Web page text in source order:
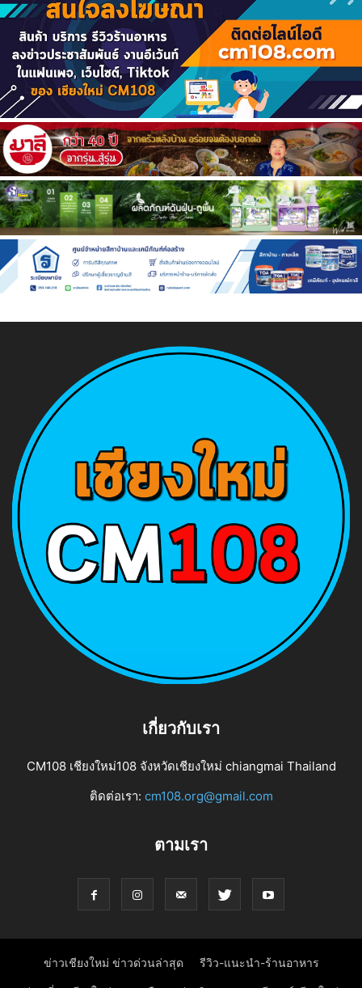
เกี่ยวกับเรา
CM108 เชียงใหม่108 จังหวัดเชียงใหม่ chiangmai Thailand
ติดต่อเรา: cm108.org@gmail.com
ตามเรา
ข่าวเชียงใหม่ ข่าวด่วนล่าสุด รีวิว-แนะนำ-ร้านอาหาร